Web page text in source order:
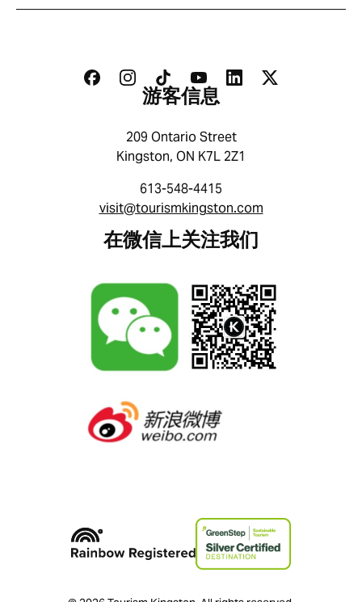
游客信息指南
游客信息
209 Ontario Street
Kingston, ON K7L 2Z1
613-548-4415
visit@tourismkingston.com
在微信上关注我们